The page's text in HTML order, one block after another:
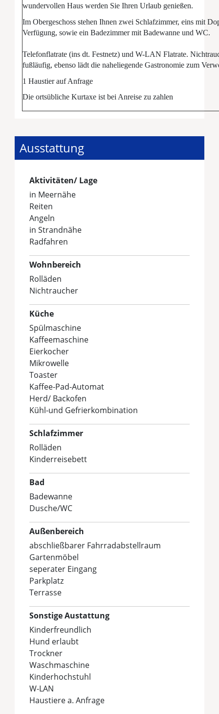
wundervollen Haus werden Sie Ihren Urlaub genießen.
Im Obergeschoss stehen Ihnen zwei Schlafzimmer, eins mit
Verfügung, sowie ein Badezimmer mit Badewanne und WC.
Telefonflatrate (ins dt. Festnetz) und W-LAN Flatrate.
fußläufig, ebenso lädt die naheliegende Gastronomie zum
1 Haustier auf Anfrage
Die ortsübliche Kurtaxe ist bei Anreise zu zahlen
Ausstattung
Aktivitäten/ Lage
in Meernähe
Reiten
Angeln
in Strandnähe
Radfahren
Wohnbereich
Rolläden
Nichtraucher
Küche
Spülmaschine
Kaffeemaschine
Eierkocher
Mikrowelle
Toaster
Kaffee-Pad-Automat
Herd/ Backofen
Kühl-und Gefrierkombination
Schlafzimmer
Rolläden
Kinderreisebett
Bad
Badewanne
Dusche/WC
Außenbereich
abschließbarer Fahrradabstellraum
Gartenmöbel
seperater Eingang
Parkplatz
Terrasse
Sonstige Austattung
Kinderfreundlich
Hund erlaubt
Trockner
Waschmaschine
Kinderhochstuhl
W-LAN
Haustiere a. Anfrage